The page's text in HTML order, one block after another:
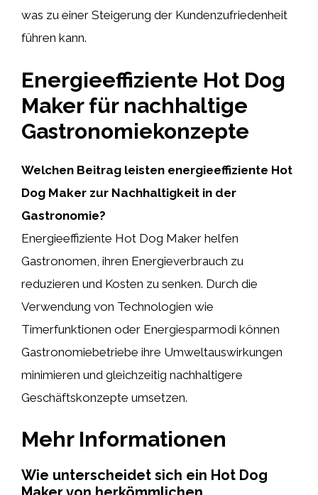
was zu einer Steigerung der Kundenzufriedenheit
führen kann.
Energieeffiziente Hot Dog
Maker für nachhaltige
Gastronomiekonzepte
Welchen Beitrag leisten energieeffiziente Hot
Dog Maker zur Nachhaltigkeit in der
Gastronomie?
Energieeffiziente Hot Dog Maker helfen
Gastronomen, ihren Energieverbrauch zu
reduzieren und Kosten zu senken. Durch die
Verwendung von Technologien wie
Timerfunktionen oder Energiesparmodi können
Gastronomiebetriebe ihre Umweltauswirkungen
minimieren und gleichzeitig nachhaltigere
Geschäftskonzepte umsetzen.
Mehr Informationen
Wie unterscheidet sich ein Hot Dog